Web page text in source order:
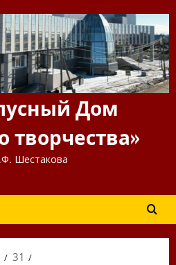
Дом
творчества»
Шестакова
31